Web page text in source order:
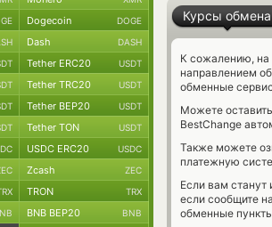
Курсы обмена
К сожалению, на
направлением
обменные
Можете
BestChange
Также можете
платежную
Если вам
если сообщите
обменные
Dogecoin DOGE
Dash DASH
Tether ERC20 USDT
Tether TRC20 USDT
Tether BEP20 USDT
Tether TON USDT
USDC ERC20 USDC
Zcash ZEC
TRON TRX
BNB BEP20 BNB